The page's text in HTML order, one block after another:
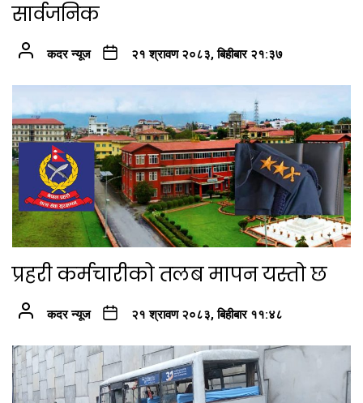
सार्वजनिक
कदर न्यूज २१ श्रावण २०८३, बिहीबार २१:३७
प्रहरी कर्मचारीको तलब मापन यस्तो छ
कदर न्यूज २१ श्रावण २०८३, बिहीबार ११:४८